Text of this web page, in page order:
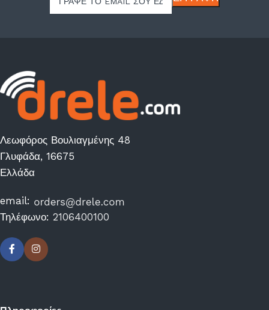
Λεωφόρος Βουλιαγμένης 48
Γλυφάδα, 16675
Ελλάδα
email:
Τηλέφωνο: 2106400100